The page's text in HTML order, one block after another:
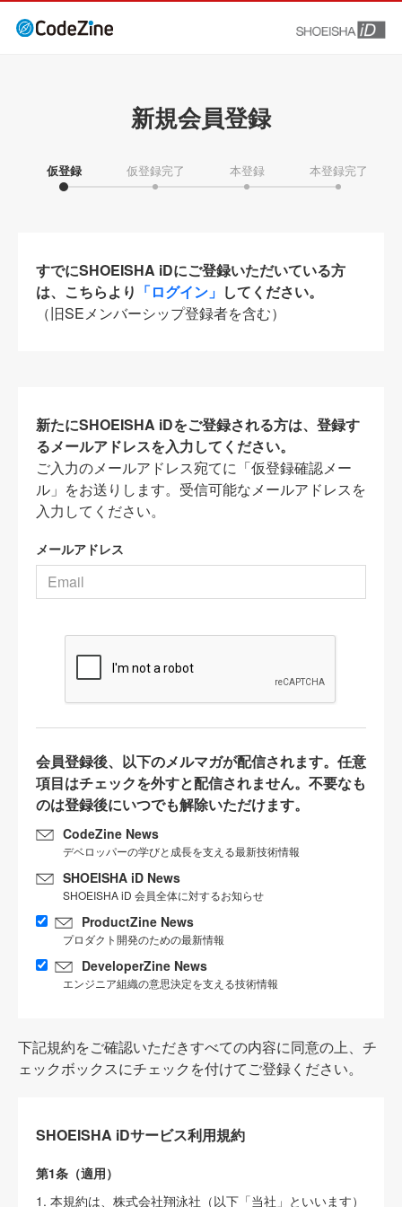
新規会員登録
仮登録 仮登録完了 本登録 本登録完了
すでにSHOEISHA iDにご登録いただいている方
は、こちらより 「ログイン」 してください。
（旧SEメンバーシップ登録者を含む）
新たにSHOEISHA iDをご登録される方は、登録す
るメールアドレスを入力してください。
ご入力のメールアドレス宛てに「仮登録確認メー
ル」をお送りします。受信可能なメールアドレスを
入力してください。
メールアドレス
会員登録後、以下のメルマガが配信されます。任意
項目はチェックを外すと配信されません。不要なも
のは登録後にいつでも解除いただけます。
CodeZine News
デベロッパーの学びと成長を支える最新技術情報
SHOEISHA iD News
SHOEISHA iD 会員全体に対するお知らせ
ProductZine News
プロダクト開発のための最新情報
DeveloperZine News
エンジニア組織の意思決定を支える技術情報
下記規約をご確認いただきすべての内容に同意の上、チ
ェックボックスにチェックを付けてご登録ください。
SHOEISHA iDサービス利用規約
第1条（適用）
1. 本規約は、株式会社翔泳社（以下「当社」といいます）